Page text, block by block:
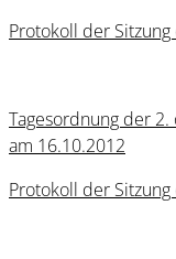
Protokoll der
Tagesordnung der
am 16.10.2012
Protokoll der